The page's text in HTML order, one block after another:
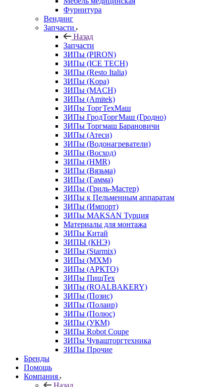
Фурнитура
Вендинг
Запчасти
Назад
Запчасти
ЗИПы (PIRON)
ЗИПы (ICE TECH)
ЗИПы (Resto Italia)
ЗИПы (Kopa)
ЗИПы (MACH)
ЗИПы (Amitek)
ЗИПы ТоргТехМаш
ЗИПы ГродТоргМаш (Гродно)
ЗИПы Торгмаш Барановичи
ЗИПы (Атеси)
ЗИПы (Водонагреватели)
ЗИПы (Восход)
ЗИПы (HMR)
ЗИПы (Вязьма)
ЗИПы (Гамма)
ЗИПы (Гриль-Мастер)
ЗИПы к Пельменным аппаратам
ЗИПы (Импорт)
ЗИПы MAKSAN Турция
Материалы для монтажа
ЗИПы Китай
ЗИПЫ (КНЭ)
ЗИПы (Starmix)
ЗИПы (МХМ)
ЗИПы (АРКТО)
ЗИПы ПищТех
ЗИПы (ROALBAKERY)
ЗИПы (Позис)
ЗИПы (Полаир)
ЗИПы (Полюс)
ЗИПы (УКМ)
ЗИПы Robot Coupe
ЗИПы Чувашторгтехника
ЗИПы Прочие
Бренды
Помощь
Компания
Назад